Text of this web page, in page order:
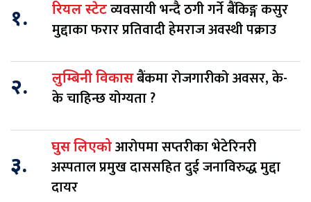
१. रियल स्टेटव्यवसायी भन्दै ठगी गर्ने बैंकिङ्ग कसुर
मुद्दाका फरार प्रतिवादी हेमराज अवस्थी पक्राउ
२. लुम्बिनी विकासबैंकमा रोजगारीको अवसर, के-
के चाहिन्छ योग्यता ?
३.
घुस लिएकोआरोपमा सप्तरीका भेटेरिनरी
अस्पताल प्रमुख दाससहित दुई जनाविरुद्ध मुद्दा
दायर